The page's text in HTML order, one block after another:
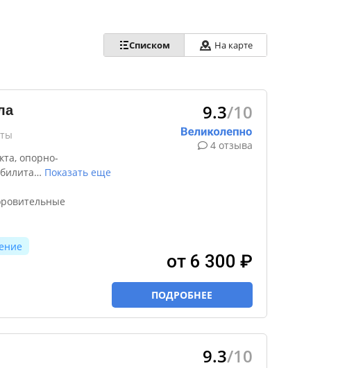
Списком На карте
опорно-
… Показать еще
9.3/10
4 отзыва
от 6 300 ₽
ПОДРОБНЕЕ
9.3/10